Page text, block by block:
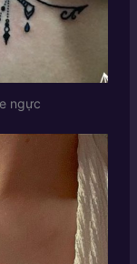
ngực